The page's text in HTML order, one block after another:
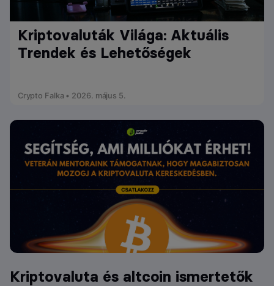
Kriptovaluták Világa: Aktuális
Trendek és Lehetőségek
Crypto Falka • 2026. május 5.
Kriptovaluta és altcoin ismertetők